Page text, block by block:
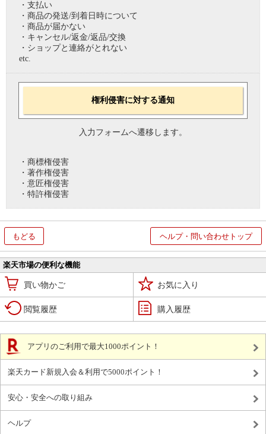
・支払い
・商品の発送/到着日時について
・商品が届かない
・キャンセル/返金/返品/交換
・ショップと連絡がとれない
etc.
権利侵害に対する通知
入力フォームへ遷移します。
・商標権侵害
・著作権侵害
・意匠権侵害
・特許権侵害
もどる ヘルプ・問い合わせトップ
楽天市場の便利な機能
買い物かご お気に入り
閲覧履歴 購入履歴
アプリのご利用で最大1000ポイント！
楽天カード新規入会＆利用で5000ポイント！
安心・安全への取り組み
ヘルプ